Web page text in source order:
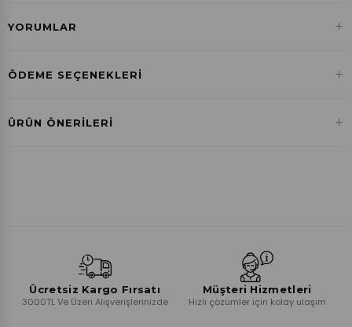
YORUMLAR +
ÖDEME SEÇENEKLERI +
Havale ile Ödeme
ÜRÜN ÖNERILERI +
Ücretsiz Kargo Fırsatı
3000TL Ve Üzeri Alışverişlerinizde
Müşteri Hizmetleri
Hızlı çözümler için kolay ulaşım